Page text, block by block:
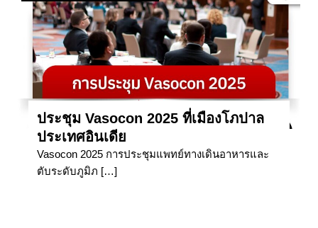
ประชุม Vasocon 2025 ที่เมืองโภปาล
ประเทศอินเดีย
Vasocon 2025 การประชุมแพทย์ทางเดินอาหารและ
ตับระดับภูมิภ […]